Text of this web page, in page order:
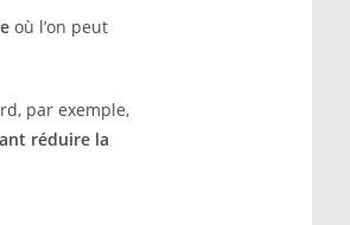
où l’on peut
par exemple,
réduire la